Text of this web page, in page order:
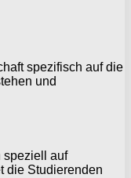
spezifisch auf die
und
speziell auf
die Studierenden